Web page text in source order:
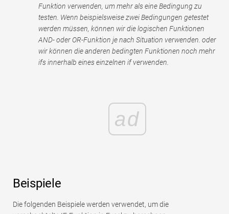
Funktion verwenden, um mehr als eine Bedingung zu
testen. Wenn beispielsweise zwei Bedingungen getestet
werden müssen, können wir die logischen Funktionen
AND- oder OR-Funktion je nach Situation verwenden. oder
wir können die anderen bedingten Funktionen noch mehr
ifs innerhalb eines einzelnen if verwenden.
ad
Beispiele
Die folgenden Beispiele werden verwendet, um die